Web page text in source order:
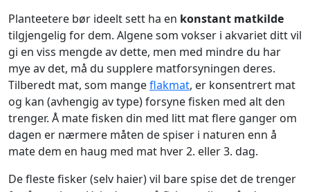
Planteetere bør ideelt sett ha en konstant matkilde
tilgjengelig for dem. Algene som vokser i akvariet ditt vil
gi en viss mengde av dette, men med mindre du har
mye av det, må du supplere matforsyningen deres.
Tilberedt mat, som mangeflakmat, er konsentrert mat
og kan (avhengig av type) forsyne fisken med alt den
trenger. Å mate fisken din med litt mat flere ganger om
dagen er nærmere måten de spiser i naturen enn å
mate dem en haug med mat hver 2. eller 3. dag.
De fleste fisker (selv haier) vil bare spise det de trenger